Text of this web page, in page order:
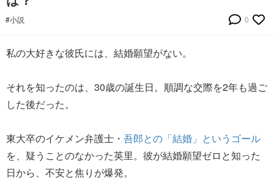
#小説 0
私の大好きな彼氏には、結婚願望がない。
それを知ったのは、30歳の誕生日。順調な交際を2年も過ご
した後だった。
東大卒のイケメン弁護士・ 吾郎との「結婚」というゴール
を、疑うことのなかった英里。彼が結婚願望ゼロと知った
日から、不安と焦りが爆発。